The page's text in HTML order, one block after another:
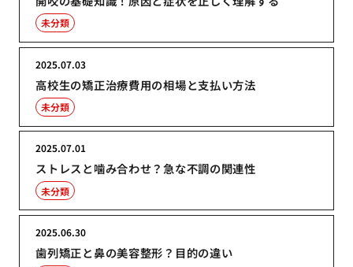
未分類
高校生の矯正治療費用の相場と支払い方法
2025.07.03
未分類
ストレスと噛み合わせ？急な不調の関連性
2025.07.01
未分類
歯列矯正と鼻の美容整形？目的の違い
2025.06.30